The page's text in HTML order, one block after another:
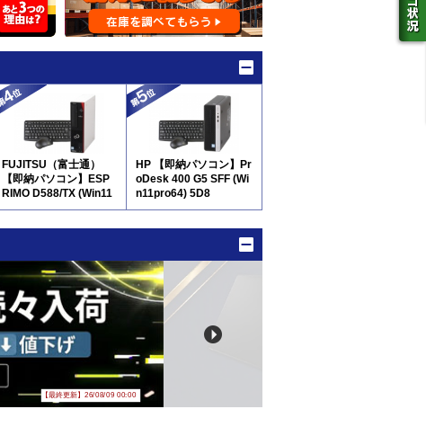
FUJITSU（富士通）
【即納パソコン】ESP
RIMO D588/TX (Win11
pro64) 5D8
HP 【即納パソコン】Pr
oDesk 400 G5 SFF (Wi
n11pro64) 5D8
【最終更新】26/08/09 00:00